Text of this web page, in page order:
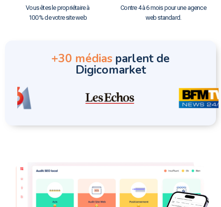
Vous êtes le propriétaire à
100 % de votre site web
Contre 4 à 6 mois pour une agence
web standard.
+30 médias parlent de
Digicomarket